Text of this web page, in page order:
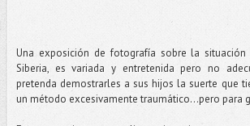
Una exposición de fotografía sobre la
Siberia, es variada y entretenida pero no
pretenda demostrarles a sus hijos la suerte que
un método excesivamente traumático…pero para